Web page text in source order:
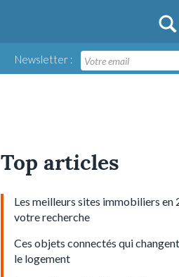
Newsletter :
Top articles
Les meilleurs sites immobiliers en
votre recherche
Ces objets connectés qui
le logement